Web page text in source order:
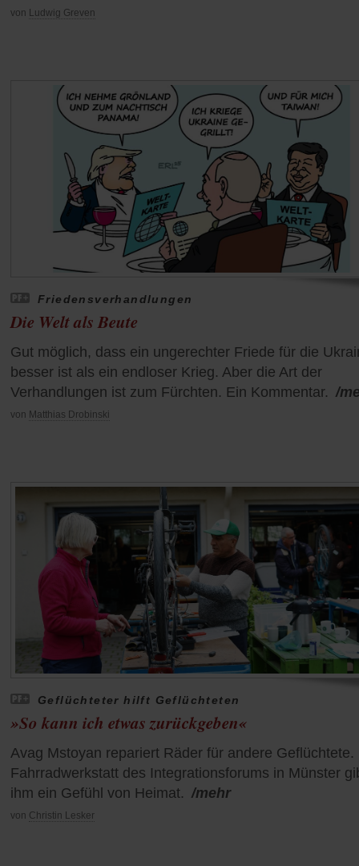
von Ludwig Greven
Friedensverhandlungen
Die Welt als Beute
Gut möglich, dass ein ungerechter Friede für die
besser ist als ein endloser Krieg. Aber die Art der
Verhandlungen ist zum Fürchten. Ein Kommentar. /
von Matthias Drobinski
Geflüchteter hilft Geflüchteten
»So kann ich etwas zurückgeben«
Avag Mstoyan repariert Räder für andere Geflüchtete.
Fahrradwerkstatt des Integrationsforums in Münster
ihm ein Gefühl von Heimat. /mehr
von Christin Lesker